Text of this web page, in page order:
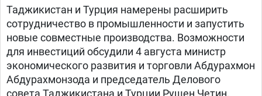
Таджикистан и Турция намерены расширить
сотрудничество в промышленности и запустить
новые совместные производства. Возможности
для инвестиций обсудили 4 августа министр
экономического развития и торговли Абдурахмон
Абдурахмонзода и председатель Делового
совета Таджикистана и Турции Рушен Четин.